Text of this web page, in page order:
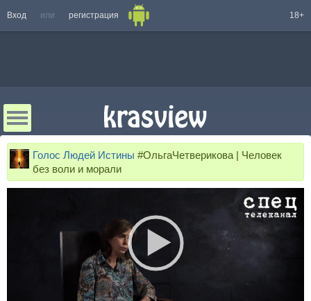
Вход или регистрация 18+
Голос Людей Истины #ОльгаЧетверикова | Человек
без воли и морали